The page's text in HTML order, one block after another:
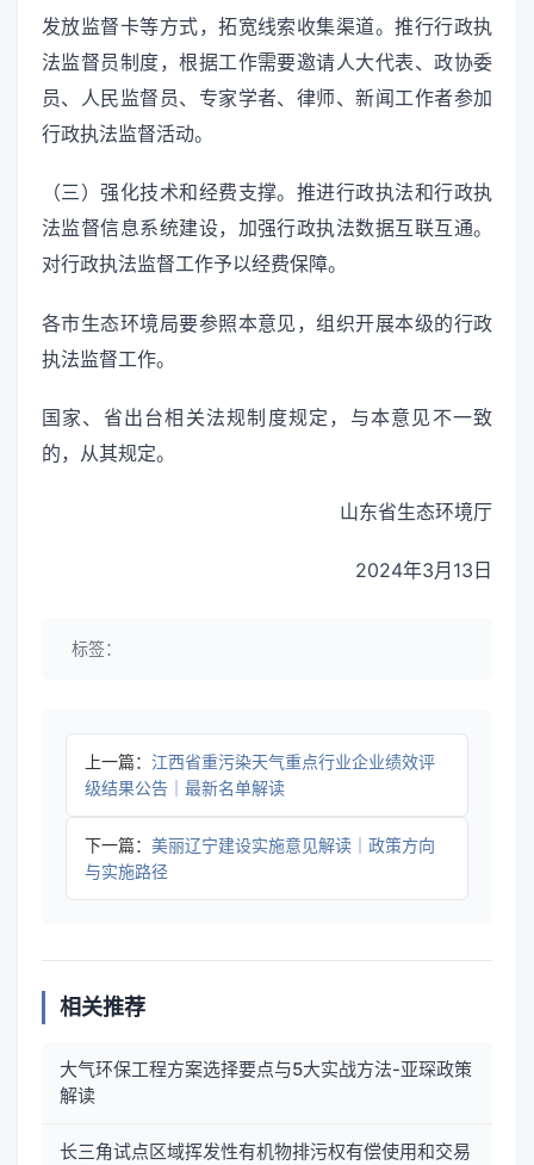
发放监督卡等方式，拓宽线索收集渠道。推行行政执
法监督员制度，根据工作需要邀请人大代表、政协委
员、人民监督员、专家学者、律师、新闻工作者参加
行政执法监督活动。
（三）强化技术和经费支撑。推进行政执法和行政执
法监督信息系统建设，加强行政执法数据互联互通。
对行政执法监督工作予以经费保障。
各市生态环境局要参照本意见，组织开展本级的行政
执法监督工作。
国家、省出台相关法规制度规定，与本意见不一致
的，从其规定。
山东省生态环境厅
2024年3月13日
标签：
上一篇： 江西省重污染天气重点行业企业绩效评
级结果公告｜最新名单解读
下一篇： 美丽辽宁建设实施意见解读｜政策方向
与实施路径
相关推荐
大气环保工程方案选择要点与5大实战方法-亚琛政策
解读
长三角试点区域挥发性有机物排污权有偿使用和交易